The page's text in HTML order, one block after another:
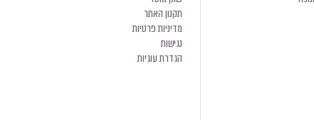
תקנון האתר
מדיניות פרטיות
נגישות
הגדרת עוגיות